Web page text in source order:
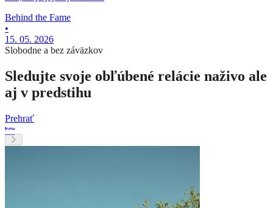
Behind the Fame
•
15. 05. 2026
Slobodne a bez záväzkov
Sledujte svoje obľúbené relácie naživo ale
aj v predstihu
Prehrať